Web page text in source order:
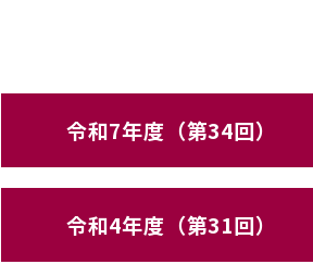
令和7年度（第34回）
令和4年度（第31回）